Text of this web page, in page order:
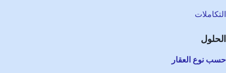
التكاملات
الحلول
حسب نوع العقار